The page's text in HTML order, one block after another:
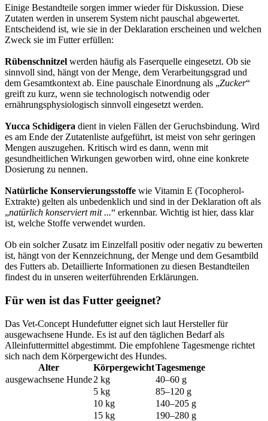
Einige Bestandteile sorgen immer wieder für Diskussion. Diese
Zutaten werden in unserem System nicht pauschal abgewertet.
Entscheidend ist, wie sie in der Deklaration erscheinen und welchen
Zweck sie im Futter erfüllen:
Rübenschnitzel werden häufig als Faserquelle eingesetzt. Ob sie
sinnvoll sind, hängt von der Menge, dem Verarbeitungsgrad und
dem Gesamtkontext ab. Eine pauschale Einordnung als „Zucker“
greift zu kurz, wenn sie technologisch notwendig oder
ernährungsphysiologisch sinnvoll eingesetzt werden.
Yucca Schidigera dient in vielen Fällen der Geruchsbindung. Wird
es am Ende der Zutatenliste aufgeführt, ist meist von sehr geringen
Mengen auszugehen. Kritisch wird es dann, wenn mit
gesundheitlichen Wirkungen geworben wird, ohne eine konkrete
Dosierung zu nennen.
Natürliche Konservierungsstoffe wie Vitamin E (Tocopherol-
Extrakte) gelten als unbedenklich und sind in der Deklaration oft als
„natürlich konserviert mit ...“ erkennbar. Wichtig ist hier, dass klar
ist, welche Stoffe verwendet wurden.
Ob ein solcher Zusatz im Einzelfall positiv oder negativ zu bewerten
ist, hängt von der Kennzeichnung, der Menge und dem Gesamtbild
des Futters ab. Detaillierte Informationen zu diesen Bestandteilen
findest du in unseren weiterführenden Erklärungen.
Für wen ist das Futter geeignet?
Das Vet-Concept Hundefutter eignet sich laut Hersteller für
ausgewachsene Hunde. Es ist auf den täglichen Bedarf als
Alleinfuttermittel abgestimmt. Die empfohlene Tagesmenge richtet
sich nach dem Körpergewicht des Hundes.
Alter
KörpergewichtTagesmenge
ausgewachsene Hunde2 kg
40–60 g
5 kg
85–120 g
10 kg
140–205 g
15 kg
190–280 g